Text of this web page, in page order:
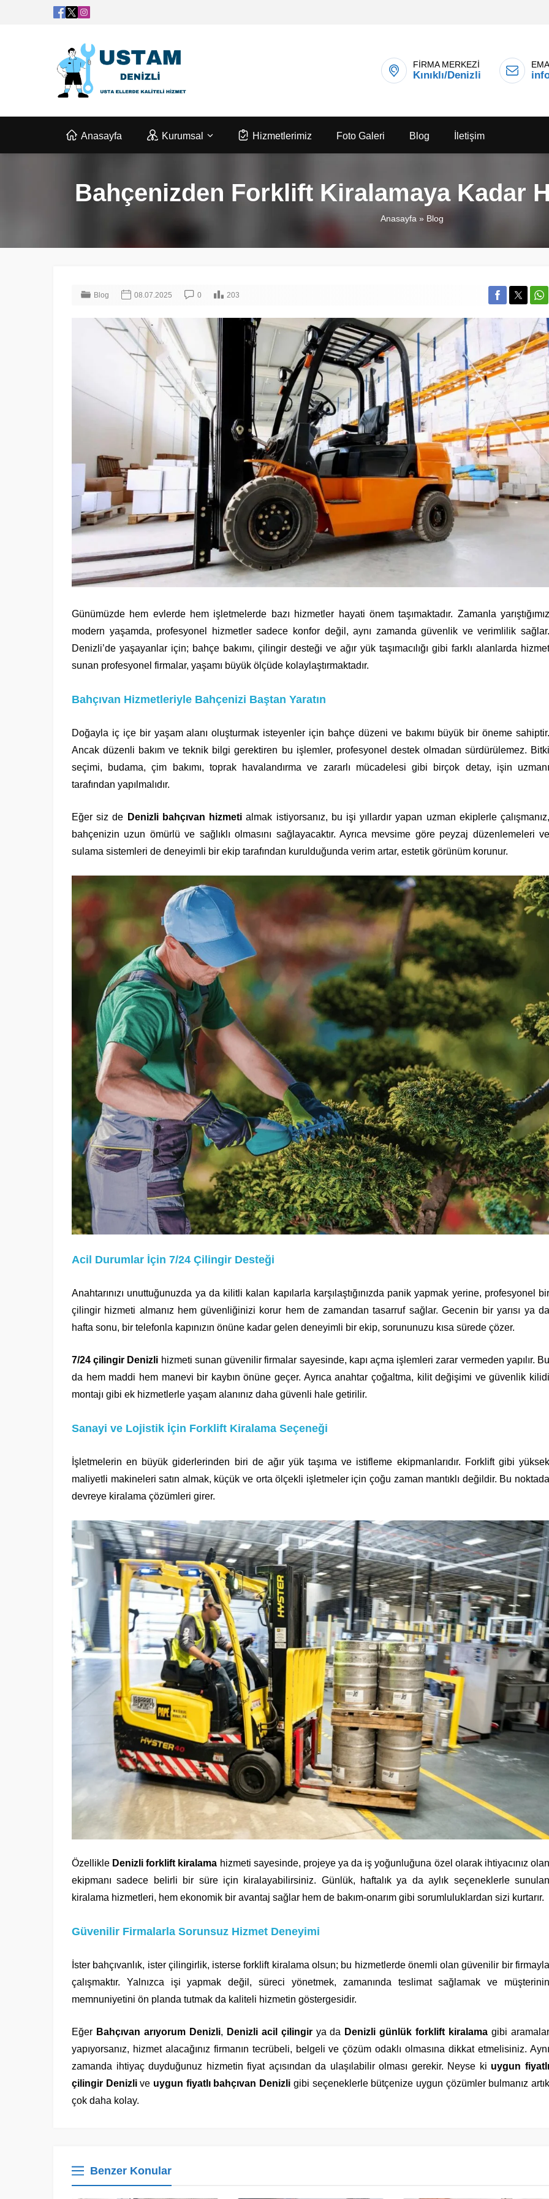
FİRMA MERKEZİ
Kınıklı/Denizli
Anasayfa Kurumsal Hizmetlerimiz Foto Galeri Blog İletişim
Bahçenizden Forklift Kiralamaya Kadar
Anasayfa » Blog
Blog 08.07.2025 0 203
Günümüzde hem evlerde hem işletmelerde bazı hizmetler hayati önem taşımaktadır. Zamanla yarıştığımız
modern yaşamda, profesyonel hizmetler sadece konfor değil, aynı zamanda güvenlik ve verimlilik sağlar.
Denizli’de yaşayanlar için; bahçe bakımı, çilingir desteği ve ağır yük taşımacılığı gibi farklı alanlarda hizmet
sunan profesyonel firmalar, yaşamı büyük ölçüde kolaylaştırmaktadır.
Bahçıvan Hizmetleriyle Bahçenizi Baştan Yaratın
Doğayla iç içe bir yaşam alanı oluşturmak isteyenler için bahçe düzeni ve bakımı büyük bir öneme sahiptir.
Ancak düzenli bakım ve teknik bilgi gerektiren bu işlemler, profesyonel destek olmadan sürdürülemez. Bitki
seçimi, budama, çim bakımı, toprak havalandırma ve zararlı mücadelesi gibi birçok detay, işin uzmanı
tarafından yapılmalıdır.
Eğer siz de Denizli bahçıvan hizmeti almak istiyorsanız, bu işi yıllardır yapan uzman ekiplerle
bahçenizin uzun ömürlü ve sağlıklı olmasını sağlayacaktır. Ayrıca mevsime göre peyzaj düzenlemeleri ve
sulama sistemleri de deneyimli bir ekip tarafından kurulduğunda verim artar, estetik görünüm korunur.
Acil Durumlar İçin 7/24 Çilingir Desteği
Anahtarınızı unuttuğunuzda ya da kilitli kalan kapılarla karşılaştığınızda panik yapmak yerine, profesyonel bir
çilingir hizmeti almanız hem güvenliğinizi korur hem de zamandan tasarruf sağlar. Gecenin bir yarısı ya da
hafta sonu, bir telefonla kapınızın önüne kadar gelen deneyimli bir ekip, sorununuzu kısa sürede çözer.
7/24 çilingir Denizli hizmeti sunan güvenilir firmalar sayesinde, kapı açma işlemleri zarar vermeden yapılır.
da hem maddi hem manevi bir kaybın önüne geçer. Ayrıca anahtar çoğaltma, kilit değişimi ve güvenlik kilidi
montajı gibi ek hizmetlerle yaşam alanınız daha güvenli hale getirilir.
Sanayi ve Lojistik İçin Forklift Kiralama Seçeneği
İşletmelerin en büyük giderlerinden biri de ağır yük taşıma ve istifleme ekipmanlarıdır. Forklift gibi yüksek
maliyetli makineleri satın almak, küçük ve orta ölçekli işletmeler için çoğu zaman mantıklı değildir. Bu noktada
devreye kiralama çözümleri girer.
Özellikle Denizli forklift kiralama hizmeti sayesinde, projeye ya da iş yoğunluğuna özel olarak ihtiyacınız
ekipmanı sadece belirli bir süre için kiralayabilirsiniz. Günlük, haftalık ya da aylık seçeneklerle sunulan
kiralama hizmetleri, hem ekonomik bir avantaj sağlar hem de bakım-onarım gibi sorumluluklardan sizi kurtarır.
Güvenilir Firmalarla Sorunsuz Hizmet Deneyimi
İster bahçıvanlık, ister çilingirlik, isterse forklift kiralama olsun; bu hizmetlerde önemli olan güvenilir bir firmayla
çalışmaktır. Yalnızca işi yapmak değil, süreci yönetmek, zamanında teslimat sağlamak ve müşterinin
memnuniyetini ön planda tutmak da kaliteli hizmetin göstergesidir.
Eğer Bahçıvan arıyorum Denizli, Denizli acil çilingirya da Denizli günlük forklift kiralama gibi
yapıyorsanız, hizmet alacağınız firmanın tecrübeli, belgeli ve çözüm odaklı olmasına dikkat etmelisiniz. Aynı
zamanda ihtiyaç duyduğunuz hizmetin fiyat açısından da ulaşılabilir olması gerekir. Neyse ki uygun
çilingir Denizlive uygun fiyatlı bahçıvan Denizli gibi seçeneklerle bütçenize uygun çözümler bulmanız
çok daha kolay.
Benzer Konular